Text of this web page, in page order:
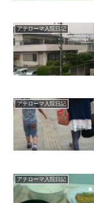
アテローマ入院日記
アテローマ入院日記
アテローマ入院日記